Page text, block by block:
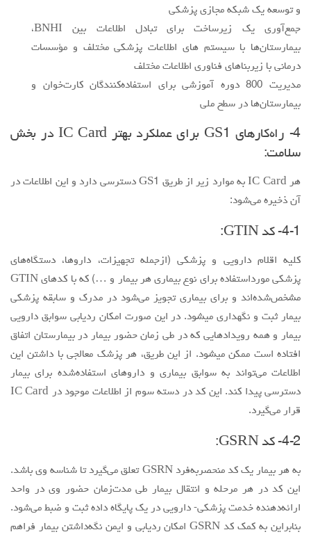
و توسعه یک شبکه مجازی پزشکی
جمع‌آوری یک زیرساخت برای تبادل اطلاعات بین BNHI،
بیمارستان‌ها با سیستم های اطلاعات پزشکی مختلف و مؤسسات
درمانی با زیربناهای فناوری اطلاعات مختلف
مدیریت 800 دوره آموزشی برای استفاده‌کنندگان کارت‌خوان و
بیمارستان‌ها در سطح ملی
4- راه‌کارهای GS1 برای عملکرد بهتر IC Card در بخش
سلامت:
هر IC Card به موارد زیر از طریق GS1 دسترسی دارد و این اطلاعات در
آن ذخیره می‌شود:
4-1- کد GTIN:
كليه اقلام دارويي و پزشكي (ازجمله تجهیزات، داروها، دستگاه‌های
پزشکی مورداستفاده برای نوع بیماری هر بیمار و …) كه با كدهاي GTIN
مشخص‌شده‌اند و براي بيماري تجويز مي‌شود در مدرك و سابقه پزشكي
بيمار ثبت و نگهداري ميشود. در اين صورت امكان رديابي سوابق دارويي
بيمار و همه رويدادهايي كه در طي زمان حضور بيمار در بيمارستان اتفاق
افتاده است ممكن ميشود. از این طریق، هر پزشک معالجی با داشتن این
اطلاعات می‌تواند به سوابق بیماری و داروهای استفاده‌شده برای بیمار
دسترسی پیدا کند. این کد در دسته سوم از اطلاعات موجود در IC Card
قرار می‌گیرد.
4-2- کد GSRN:
به هر بیمار یک کد منحصربه‌فرد GSRN تعلق می‌گیرد تا شناسه وی باشد.
اين كد در هر مرحله و انتقال بيمار طي مدت‌زمان حضور وي در واحد
ارائه‌دهنده خدمت پزشكي- دارويي در يك پايگاه داده ثبت و ضبط مي‌شود.
بنابراين به كمك كد GSRN امكان رديابي و ايمن نگه‌داشتن بيمار فراهم